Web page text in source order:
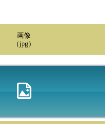
画像
（jpg）